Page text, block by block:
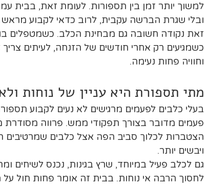
למשוך יותר זמן בין תספורות. לעומת זאת, בבית
ובלי שגרת הברשה עקבית, לרוב כדאי לקבוע מראש
זאת נקודה חשובה גם מבחינת הכלב. כשמטפלים בו
כשמגיעים רק אחרי חודשים של הזנחה, לעיתים
וחוויה פחות נעימה.
מתי תספורת היא עניין של נוחות
בעלי כלבים לפעמים מרגישים לא נעים לקבוע
פעמים מדובר בצורך תפקודי ממש. פרווה מסודרת
הצטברות לכלוך סביב הפה אצל כלבים שמרטיבים
ויבשים יותר.
גם לכלב פעיל במיוחד, שרץ בגינות, נכנס לשיחים
לחסוך הרבה אי נוחות. בבית זה אומר פחות חול